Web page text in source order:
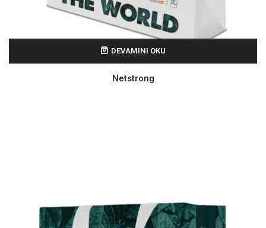
DEVAMINI OKU
Netstrong